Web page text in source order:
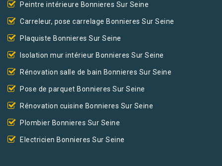
Peintre intérieure Bonnieres Sur Seine
Carreleur, pose carrelage Bonnieres Sur Seine
Plaquiste Bonnieres Sur Seine
Isolation mur intérieur Bonnieres Sur Seine
Rénovation salle de bain Bonnieres Sur Seine
Pose de parquet Bonnieres Sur Seine
Rénovation cuisine Bonnieres Sur Seine
Plombier Bonnieres Sur Seine
Electricien Bonnieres Sur Seine